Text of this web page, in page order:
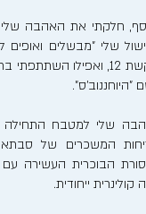
חלקתי את האהבה
שלי "מבשלים
ובקשת 12, ואפילו
"היוחננוב'ס".
שלי למטבח התחילה
המשכרים של
הבוכרית העשירה עם
קולינרית ייחודית.